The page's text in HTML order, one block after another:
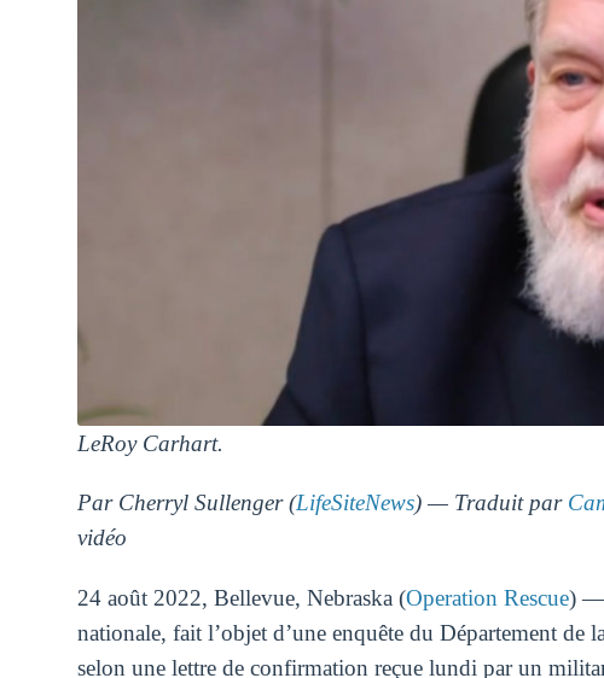
LeRoy Carhart.
Par Cherryl Sullenger (LifeSiteNews) — Traduit par
vidéo
24 août 2022, Bellevue, Nebraska (Operation Rescue) —
nationale, fait l’objet d’une enquête du Département de
selon une lettre de confirmation reçue lundi par un